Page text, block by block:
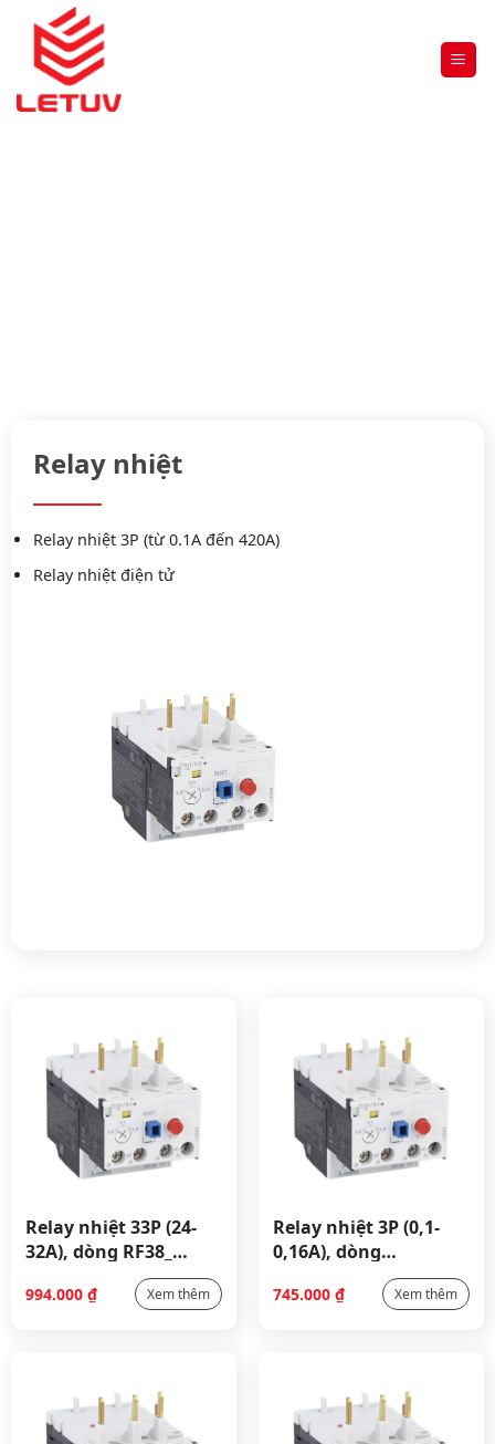
Relay nhiệt
Relay nhiệt 3P (từ 0.1A đến 420A)
Relay nhiệt điện tử
Relay nhiệt 33P (24-
32A), dòng RF38_
994.000 ₫ Xem thêm
Relay nhiệt 3P (0,1-
0,16A), dòng
RF38_RF380016
745.000 ₫ Xem thêm